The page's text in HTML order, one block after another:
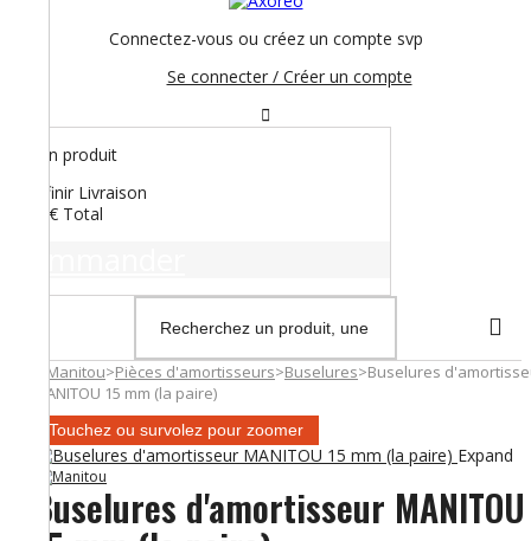
Connectez-vous ou créez un compte svp
Se connecter / Créer un compte
Aucun produit
À définir Livraison
0,00 € Total
Manitou>Pièces d'amortisseurs>Buselures>Buselures
MANITOU 15 mm (la paire)
Touchez ou survolez pour zoomer
Expand
Buselures d'amortisseur MANITOU